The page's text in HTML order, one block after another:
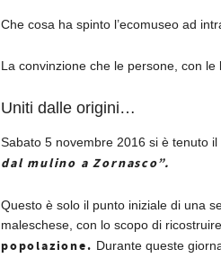
Che cosa ha spinto l’ecomuseo ad
La convinzione che le persone, con
Uniti dalle origini…
Sabato 5 novembre 2016 si è tenuto
dal mulino a Zornasco”.
Questo è solo il punto iniziale di una
maleschese, con lo scopo di
popolazione. Durante queste